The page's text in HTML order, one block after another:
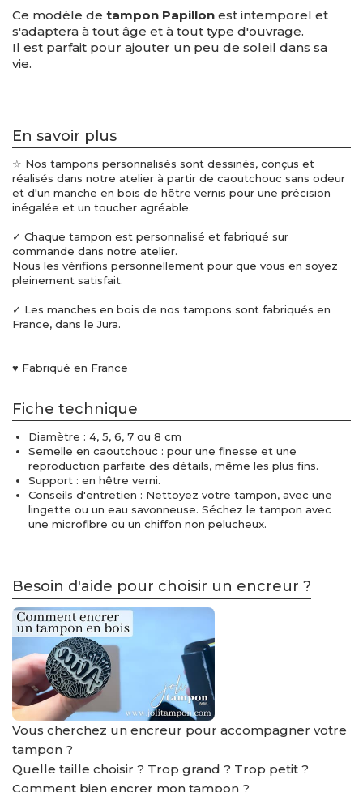
Ce modèle de tampon Papillon est intemporel et
s'adaptera à tout âge et à tout type d'ouvrage.
Il est parfait pour ajouter un peu de soleil dans sa
vie.
En savoir plus
☆ Nos tampons personnalisés sont dessinés, conçus et
réalisés dans notre atelier à partir de caoutchouc sans odeur
et d'un manche en bois de hêtre vernis pour une précision
inégalée et un toucher agréable.
✓ Chaque tampon est personnalisé et fabriqué sur
commande dans notre atelier.
Nous les vérifions personnellement pour que vous en soyez
pleinement satisfait.
✓ Les manches en bois de nos tampons sont fabriqués en
France, dans le Jura.
♥ Fabriqué en France
Fiche technique
Diamètre : 4, 5, 6, 7 ou 8 cm
Semelle en caoutchouc : pour une finesse et une
reproduction parfaite des détails, même les plus fins.
Support : en hêtre verni.
Conseils d'entretien : Nettoyez votre tampon, avec une
lingette ou un eau savonneuse. Séchez le tampon avec
une microfibre ou un chiffon non pelucheux.
Besoin d'aide pour choisir un encreur ?
Vous cherchez un encreur pour accompagner votre
tampon ?
Quelle taille choisir ? Trop grand ? Trop petit ?
Comment bien encrer mon tampon ?